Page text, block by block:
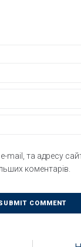
mail, та адресу
коментарів.